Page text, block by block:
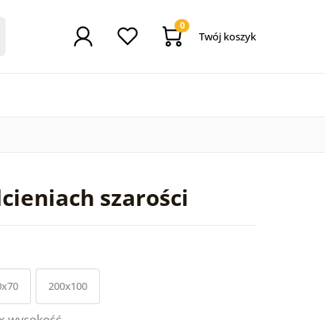
0
Twój koszyk
szarości
200x100